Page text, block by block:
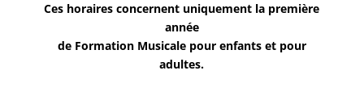
Ces horaires concernent uniquement la première
année
de Formation Musicale pour enfants et pour
adultes.